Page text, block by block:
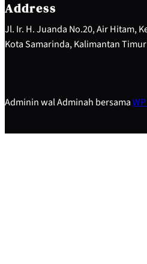
h
Address
Jl. Ir. H. Juanda No.20, Air Hitam,
Kota Samarinda, Kalimantan
Adminin wal Adminah bersama